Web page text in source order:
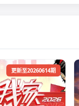
更新至20260614期